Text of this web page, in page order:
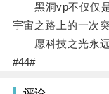
黑洞vp不仅仅是
宇宙之路上的一次突
愿科技之光永远
#44#